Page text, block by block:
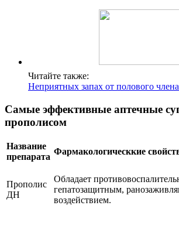
Читайте также:
Неприятных запах от полового
Самые эффективные аптечные
прополисом
Название
препарата
Фармакологическкие
Прополис
ДН
Обладает
гепатозащитным,
воздействием.